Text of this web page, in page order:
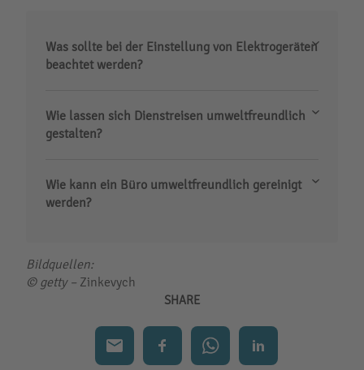
Was sollte bei der Einstellung von Elektrogeräten
beachtet werden?
Wie lassen sich Dienstreisen umweltfreundlich
gestalten?
Wie kann ein Büro umweltfreundlich gereinigt
werden?
Bildquellen:
© getty – Zinkevych
SHARE